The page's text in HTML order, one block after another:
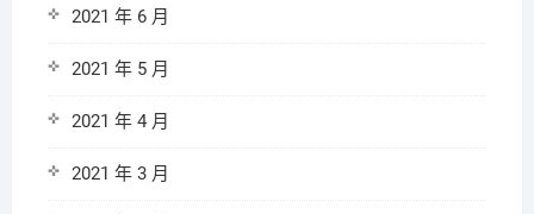
2021 年 6 月
2021 年 5 月
2021 年 4 月
2021 年 3 月